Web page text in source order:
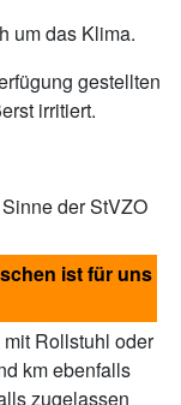
um das Klima.
gestellten
irritiert.
der StVZO
ist für uns
Rollstuhl oder
km ebenfalls
zugelassen